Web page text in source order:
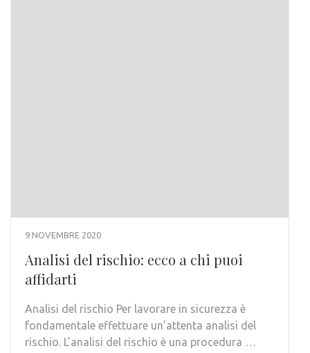
9 NOVEMBRE 2020
Analisi del rischio: ecco a chi puoi
affidarti
Analisi del rischio Per lavorare in sicurezza è
fondamentale effettuare un’attenta analisi del
rischio. L’analisi del rischio è una procedura …